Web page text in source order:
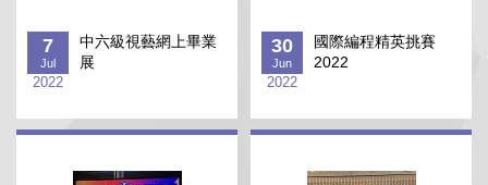
7
Jul
2022
中六級視藝網上畢業
展
30
Jun
2022
國際編程精英挑賽
2022